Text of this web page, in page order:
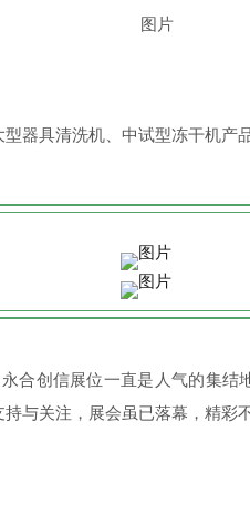
器具清洗机、中试型冻干机产
合创信展位一直是人气的集
与关注，展会虽已落幕，精彩